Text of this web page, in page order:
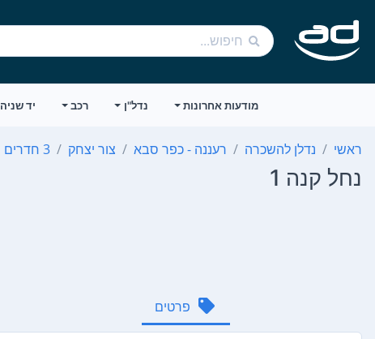
מודעות אחרונות נדל"ן רכב יד שניה
ראשי נדלן להשכרה רעננה - כפר סבא צור יצחק 3 חדרים
נחל קנה 1
פרטים